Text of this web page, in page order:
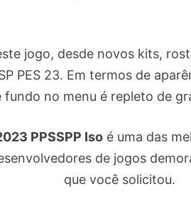
jogo, desde novos kits,
PES 23. Em termos de
no menu é repleto de
PPSSPP Isoé uma das
de jogos
que você solicitou.